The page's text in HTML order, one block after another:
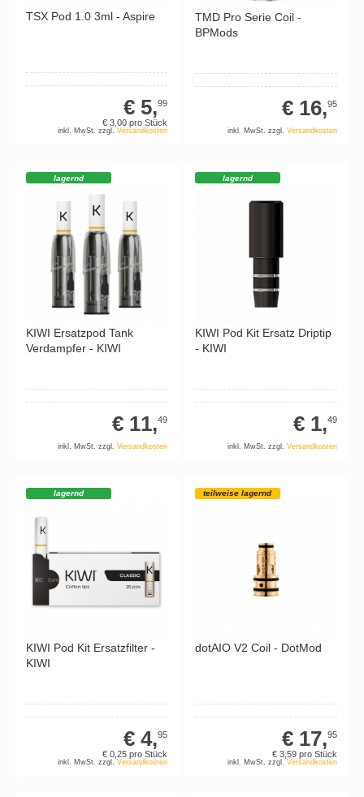
TSX Pod 1.0 3ml - Aspire
€ 5,99
€ 3,00 pro Stück
inkl. MwSt. zzgl.Versandkosten
TMD Pro Serie Coil -
BPMods
€ 16,95
inkl. MwSt. zzgl. Versandkosten
lagernd
KIWI Ersatzpod Tank
Verdampfer - KIWI
€ 11,49
inkl. MwSt. zzgl.Versandkosten
lagernd
KIWI Pod Kit Ersatz Driptip
- KIWI
€ 1,49
inkl. MwSt. zzgl. Versandkosten
lagernd
KIWI Pod Kit Ersatzfilter -
KIWI
€ 4,95
€ 0,25 pro Stück
inkl. MwSt. zzgl.Versandkosten
teilweise lagernd
dotAIO V2 Coil - DotMod
€ 17,95
€ 3,59 pro Stück
inkl. MwSt. zzgl. Versandkosten